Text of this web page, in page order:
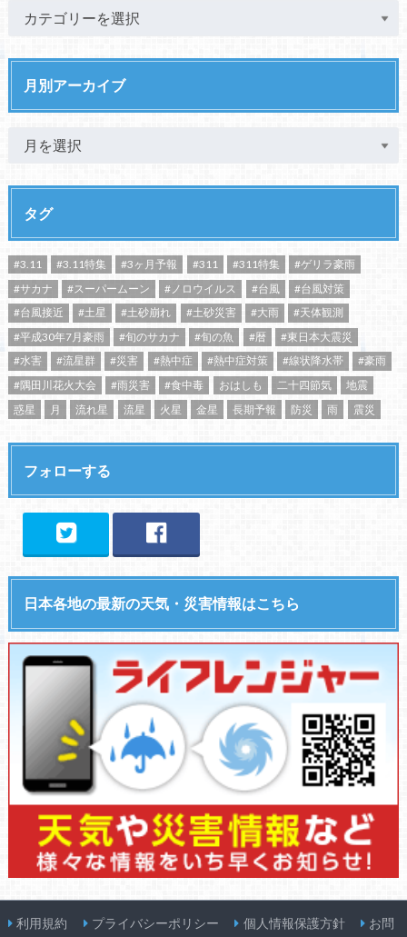
月別アーカイブ
タグ
#3.11 #3.11特集 #3ヶ月予報 #311 #311特集
#ゲリラ豪雨
#サカナ
#スーパームーン #ノロウイルス #台風
#台風対策
#台風接近
#土星 #土砂崩れ #土砂災害 #大雨
#天体観測
#平成30年7月豪雨
#旬のサカナ #旬の魚 #暦
#東日本大震災
#水害
#流星群 #災害 #熱中症 #熱中症対策 #線状降水帯
#豪雨
#隅田川花火大会
#雨災害 #食中毒 おはしも 二十四節気
地震
惑星
月 流れ星 流星 火星 金星 長期予報 防災 雨 震災
フォローする
日本各地の最新の天気・災害情報はこちら
利用規約 プライバシーポリシー 個人情報保護方針
お問